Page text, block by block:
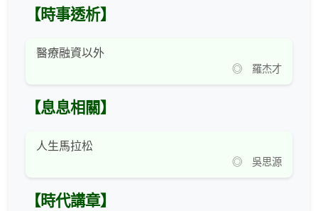
【時事透析】
醫療融資以外
◎ 羅杰才
【息息相關】
人生馬拉松
◎ 吳思源
【時代講章】